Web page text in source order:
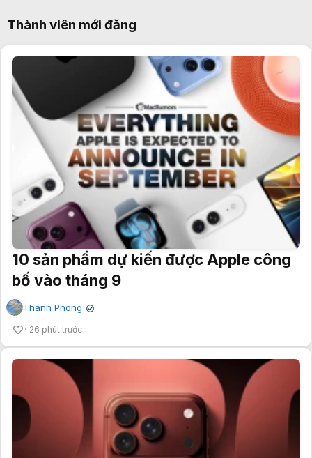
Thành viên mới đăng
10 sản phẩm dự kiến được Apple công
bố vào tháng 9
Thanh Phong ✔
26 phút trước